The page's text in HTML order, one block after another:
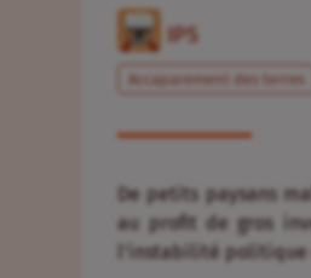
IPS
Accaparement des terres
De petits paysans
au profit de gros
l’instabilité